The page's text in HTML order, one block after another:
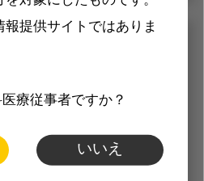
提供サイトではありま
療従事者ですか？
いいえ